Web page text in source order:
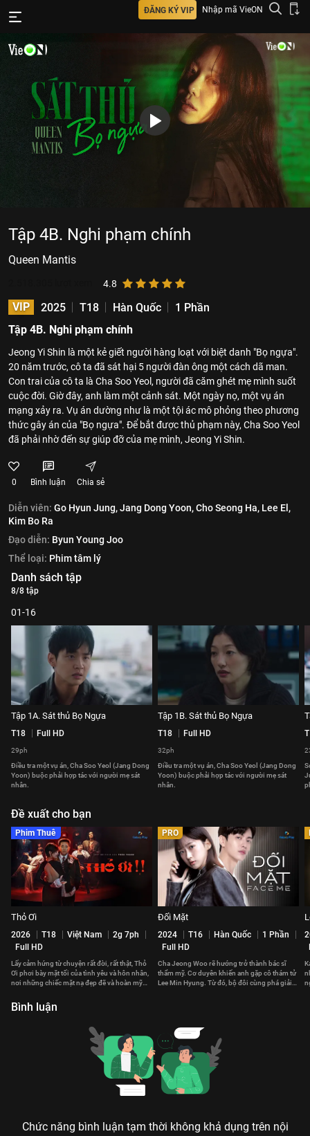
ĐĂNG KÝ VIP Nhập mã VieON
Tập 4B. Nghi phạm chính
Queen Mantis
4.8
VIP 2025 T18 Hàn Quốc
1 Phần
Tập 4B. Nghi phạm chính
Jeong Yi Shin là một kẻ giết người hàng loạt với biệt danh "Bọ ngựa".
20 năm trước, cô ta đã sát hại 5 người đàn ông một cách dã man.
Con trai của cô ta là Cha Soo Yeol, người đã căm ghét mẹ mình suốt
cuộc đời. Giờ đây, anh làm một cảnh sát. Một ngày nọ, một vụ án
mạng xảy ra. Vụ án dường như là một tội ác mô phỏng theo phương
thức gây án của "Bọ ngựa". Để bắt được thủ phạm này, Cha Soo Yeol
đã phải nhờ đến sự giúp đỡ của mẹ mình, Jeong Yi Shin.
0 Bình luận Chia sẻ
Diễn viên: Go Hyun Jung,Jang Dong Yoon,Cho Seong Ha, Lee El,
Kim Bo Ra
Đạo diễn: Byun Young Joo
Thể loại: Phim tâm lý
Danh sách tập
8/8 tập
01-16
Tập 1A. Sát thủ Bọ Ngựa
T18 Full HD
29ph
Điều tra một vụ án, Cha Soo Yeol (Jang Dong
Yoon) buộc phải hợp tác với người mẹ sát
nhân.
Tập 1B. Sát thủ Bọ Ngựa
T18 Full HD
32ph
Điều tra một vụ án, Cha Soo Yeol (Jang Dong
Yoon) buộc phải hợp tác với người mẹ sát
nhân.
Đề xuất cho bạn
Phim Thuê
Thỏ Ơi
2026 T18 Việt Nam
2g 7ph
Full HD
Lấy cảm hứng từ chuyện rất đời, rất thật, Thỏ
Ơi phơi bày mặt tối của tình yêu và hôn nhân,
nơi những chiếc mặt nạ đẹp đẽ và hoàn mỹ
PRO
Đối Mặt
2024 T16 Hàn Quốc
1 Phần
Full HD
Cha Jeong Woo rẽ hướng trở thành bác sĩ
thẩm mỹ. Cơ duyên khiến anh gặp cô thám tử
Lee Min Hyung. Từ đó, bộ đôi cùng phá giải
Bình luận
Chức năng bình luận tạm thời không khả dụng trên nội